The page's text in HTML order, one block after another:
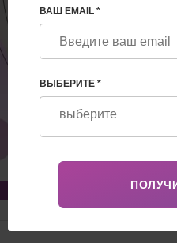
ВАШ EMAIL *
ВЫБЕРИТЕ *